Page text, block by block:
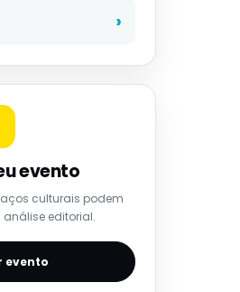
evento
culturais podem
análise editorial.
evento